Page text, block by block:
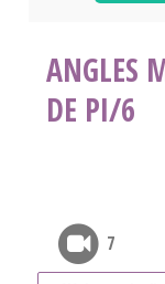
ANGLES
DE PI/6
7